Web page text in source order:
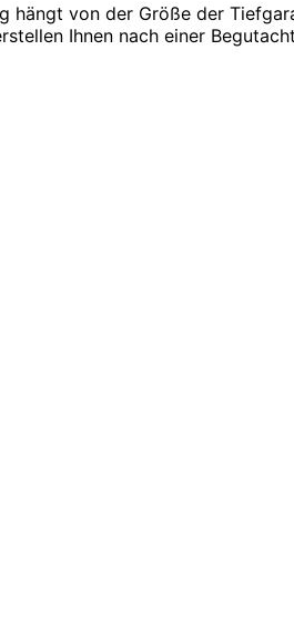
hängt von der Größe der
Ihnen nach einer